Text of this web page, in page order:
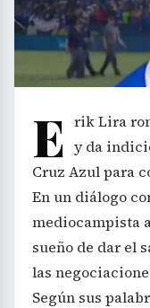
E rik Lira
y da
Cruz Azul para
En un diálogo
mediocampista
sueño de dar el
las
Según sus